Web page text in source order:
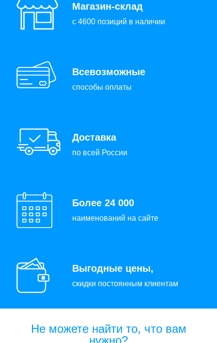
Магазин-склад
с 4600 позиций в наличии
Всевозможные
способы оплаты
Доставка
по всей России
Более 24 000
наименований на сайте
Выгодные цены,
скидки постоянным клиентам
Не можете найти то, что вам